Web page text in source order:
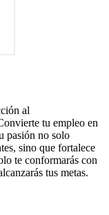
al
tu empleo en
pasión no solo
sino que fortalece
te conformarás con
tus metas.